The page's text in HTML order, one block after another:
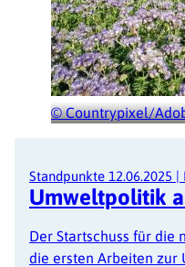
© Countrypixel/
Standpunkte 12.06.2025 |
Umweltpolitik
Der Startschuss für die
die ersten Arbeiten zur